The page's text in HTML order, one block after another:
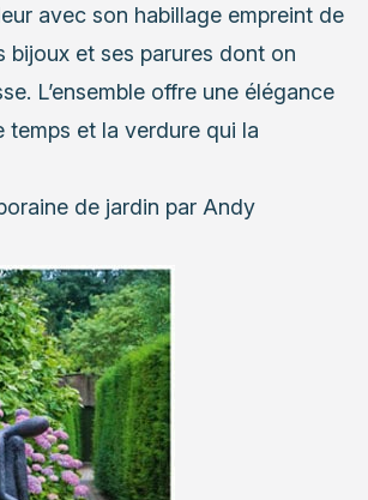
avec son habillage empreint de
bijoux et ses parures dont on
L’ensemble offre une élégance
temps et la verdure qui la
de jardin par Andy